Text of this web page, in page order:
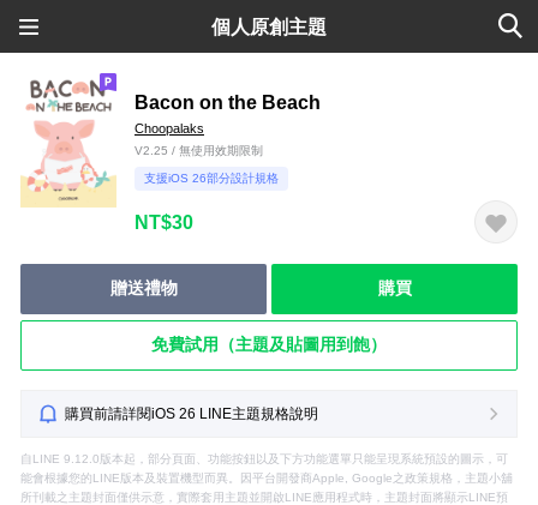
個人原創主題
Bacon on the Beach
Choopalaks
V2.25 / 無使用效期限制
支援iOS 26部分設計規格
NT$30
贈送禮物 購買
免費試用（主題及貼圖用到飽）
購買前請詳閱iOS 26 LINE主題規格說明
自LINE 9.12.0版本起，部分頁面、功能按鈕以及下方功能選單只能呈現系統預設的圖示，可
能會根據您的LINE版本及裝置機型而異。因平台開發商Apple, Google之政策規格，主題小舖
所刊載之主題封面僅供示意，實際套用主題並開啟LINE應用程式時，主題封面將顯示LINE預